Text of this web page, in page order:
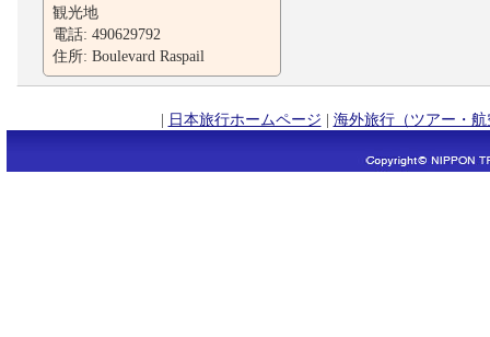
観光地
電話: 490629792
住所: Boulevard Raspail
| 日本旅行ホームページ | 海外旅行（ツアー・航